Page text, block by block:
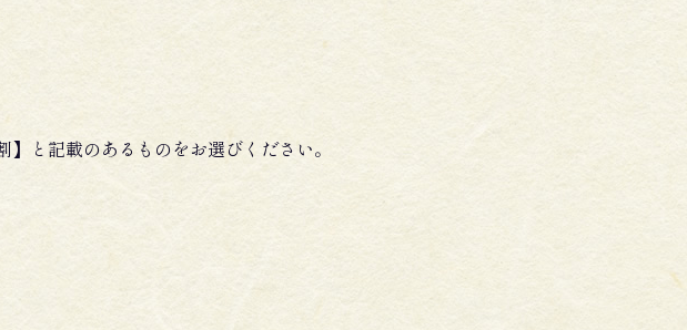
と記載のあるものをお選びください。